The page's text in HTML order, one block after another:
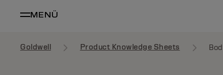
MENÜ
Goldwell Product Knowledge Sheets